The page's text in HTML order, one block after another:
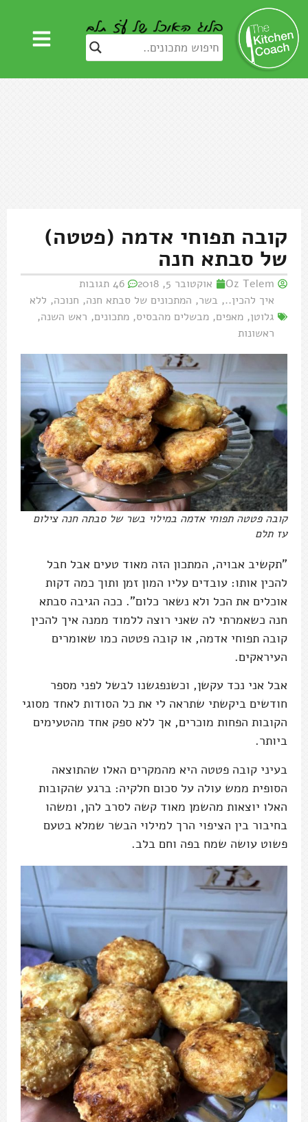
קובה תפוחי אדמה (פטטה)
של סבתא חנה
Oz Telem אוקטובר 5, 2018
46 תגובות
איך להכין.., בשר, המתכונים של סבתא חנה, חנוכה, ללא
גלוטן, מאפים, מבשלים מהבסיס, מתכונים, ראש השנה,
ראשונות
קובה פטטה תפוחי אדמה במילוי בשר של סבתה חנה צילום
עז תלם
"תקשיב אבויה, המתכון הזה מאוד טעים אבל חבל
להכין אותו: עובדים עליו המון זמן ותוך כמה דקות
אוכלים את הכל ולא נשאר כלום". ככה הגיבה סבתא
חנה כשאמרתי לה שאני רוצה ללמוד ממנה איך להכין
קובה תפוחי אדמה, או קובה פטטה כמו שאומרים
העיראקים.
אבל אני נכד עקשן, וכשנפגשנו לבשל לפני מספר
חודשים ביקשתי שתראה לי את כל הסודות לאחד מסוגי
הקובות הפחות מוכרים, אך ללא ספק אחד מהטעימים
ביותר.
בעיני קובה פטטה היא מהמקרים האלו שהתוצאה
הסופית ממש עולה על סכום חלקיה: ברגע שהקובות
האלו יוצאות מהשמן מאוד קשה לסרב להן, ומשהו
בחיבור בין הציפוי הרך למילוי הבשר שמלא בטעם
פשוט עושה שמח בפה וחם בלב.